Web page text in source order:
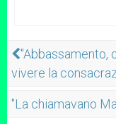
"Abbassamento,
vivere la
"La chiamavano